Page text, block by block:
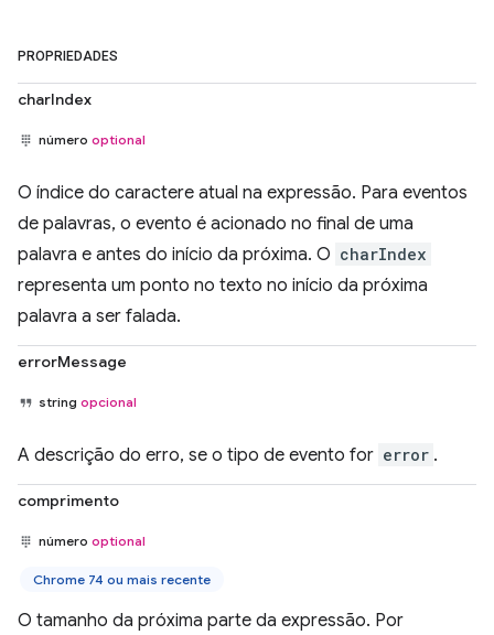
PROPRIEDADES
charIndex
número optional
O índice do caractere atual na expressão. Para eventos
de palavras, o evento é acionado no final de uma
palavra e antes do início da próxima. O charIndex
representa um ponto no texto no início da próxima
palavra a ser falada.
errorMessage
string opcional
A descrição do erro, se o tipo de evento for error .
comprimento
número optional
Chrome 74 ou mais recente
O tamanho da próxima parte da expressão. Por